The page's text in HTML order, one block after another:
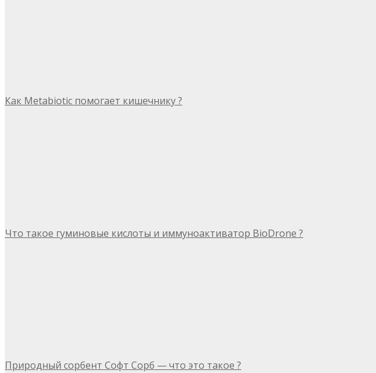
Как Metabiotic помогает кишечнику ?
Что такое гуминовые кислоты и иммуноактиватор BioDrone ?
Природный сорбент Софт Сорб — что это такое ?